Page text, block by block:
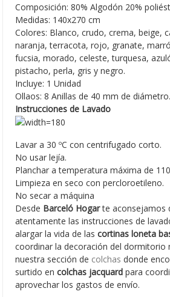
Composición: 80% Algodón 20%
Medidas: 140x270 cm
Colores: Blanco, crudo, crema, beige,
naranja, terracota, rojo, granate,
fucsia, morado, celeste, turquesa,
pistacho, perla, gris y negro.
Incluye: 1 Unidad
Ollaos: 8 Anillas de 40 mm de diámetro.
Instrucciones de Lavado
Lavar a 30 ºC con centrifugado corto.
No usar lejía.
Planchar a temperatura máxima de 110
Limpieza en seco con percloroetileno.
No secar a máquina
Desde Barceló Hogarte aconsejamos
atentamente las instrucciones de
alargar la vida de las cortinas loneta
coordinar la decoración del dormitorio
nuestra sección de colchas donde
surtido encolchas jacquardpara
aprovechar los gastos de envío.